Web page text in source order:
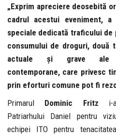
„Exprim apreciere deosebită
cadrul acestui eveniment, a
speciale dedicată traficului de
consumului de droguri, două
actuale și grave ale
contemporane, care privesc
prin eforturi comune pot fi
Primarul Dominic Fritz i-
Patriarhului Daniel pentru
echipei ITO pentru